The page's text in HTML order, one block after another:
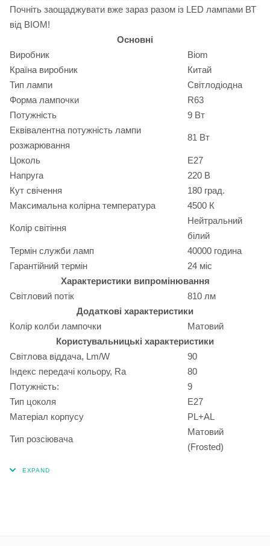
Почніть заощаджувати вже зараз разом із LED лампами ВТ
від BIOM!
Основні
Виробник
Biom
Країна виробник
Китай
Тип лампи
Світлодіодна
Форма лампочки
R63
Потужність
9 Вт
Еквівалентна потужність лампи
розжарювання
81 Вт
Цоколь
E27
Напруга
220 В
Кут свічення
180 град.
Максимальна колірна температура
4500 К
Колір світіння
Нейтральний
білий
Термін служби ламп
40000 година
Гарантійний термін
24 міс
Характеристики випромінювання
Світловий потік
810 лм
Додаткові характеристики
Колір колби лампочки
Матовий
Користувальницькі характеристики
Світлова віддача, Lm/W
90
Індекс передачі кольору, Ra
80
Потужність:
9
Тип цоколя
Е27
Матеріал корпусу
PL+AL
Тип розсіювача
Матовий
(Frosted)